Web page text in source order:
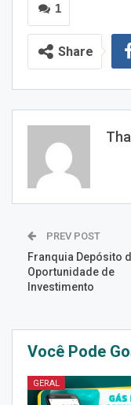
1
Share
PREV POST
Franquia Depósito
Oportunidade de
Investimento
Você Pode
GERAL